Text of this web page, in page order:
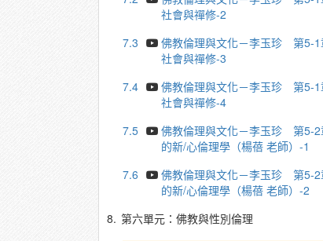
社會與禪修-2
7.3
佛教倫理與文化－李玉珍 第
社會與禪修-3
7.4
佛教倫理與文化－李玉珍 第
社會與禪修-4
7.5
佛教倫理與文化－李玉珍 第
的新/心倫理學（楊蓓 老師）-1
7.6
佛教倫理與文化－李玉珍 第
的新/心倫理學（楊蓓 老師）-2
8. 第六單元：佛教與性別倫理